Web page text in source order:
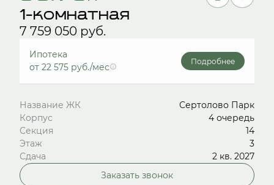
1-комнатная
7 759 050 руб.
Ипотека
от 22 575 руб./мес
Подробнее
Название ЖК
Сертолово Парк
Корпус
4 очередь
Секция
14
Этаж
3
Сдача
2 кв. 2027
Заказать звонок